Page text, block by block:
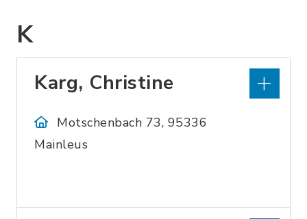
K
Karg, Christine
Motschenbach 73, 95336
Mainleus